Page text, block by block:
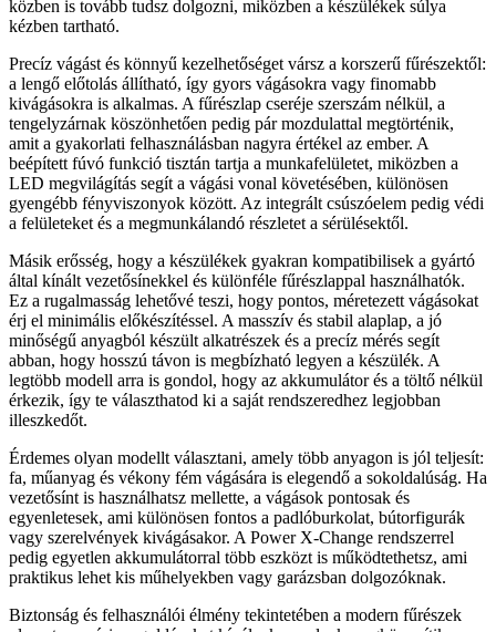
közben is tovább tudsz dolgozni, miközben a készülékek súlya
kézben tartható.
Precíz vágást és könnyű kezelhetőséget vársz a korszerű fűrészektől:
a lengő előtolás állítható, így gyors vágásokra vagy finomabb
kivágásokra is alkalmas. A fűrészlap cseréje szerszám nélkül, a
tengelyzárnak köszönhetően pedig pár mozdulattal megtörténik,
amit a gyakorlati felhasználásban nagyra értékel az ember. A
beépített fúvó funkció tisztán tartja a munkafelületet, miközben a
LED megvilágítás segít a vágási vonal követésében, különösen
gyengébb fényviszonyok között. Az integrált csúszóelem pedig védi
a felületeket és a megmunkálandó részletet a sérülésektől.
Másik erősség, hogy a készülékek gyakran kompatibilisek a gyártó
által kínált vezetősínekkel és különféle fűrészlappal használhatók.
Ez a rugalmasság lehetővé teszi, hogy pontos, méretezett vágásokat
érj el minimális előkészítéssel. A masszív és stabil alaplap, a jó
minőségű anyagból készült alkatrészek és a precíz mérés segít
abban, hogy hosszú távon is megbízható legyen a készülék. A
legtöbb modell arra is gondol, hogy az akkumulátor és a töltő nélkül
érkezik, így te választhatod ki a saját rendszeredhez legjobban
illeszkedőt.
Érdemes olyan modellt választani, amely több anyagon is jól teljesít:
fa, műanyag és vékony fém vágására is elegendő a sokoldalúság. Ha
vezetősínt is használhatsz mellette, a vágások pontosak és
egyenletesek, ami különösen fontos a padlóburkolat, bútorfigurák
vagy szerelvények kivágásakor. A Power X-Change rendszerrel
pedig egyetlen akkumulátorral több eszközt is működtethetsz, ami
praktikus lehet kis műhelyekben vagy garázsban dolgozóknak.
Biztonság és felhasználói élmény tekintetében a modern fűrészek